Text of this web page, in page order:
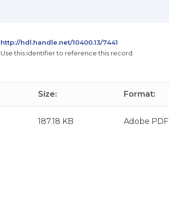
http://hdl.handle.net/10400.13/7441
Use this identifier to reference this record.
Size: Format:
187.18 KB Adobe PDF